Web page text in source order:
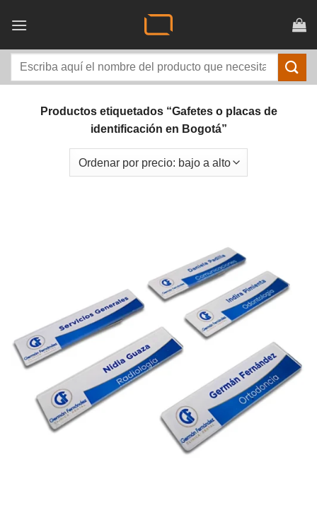
Buscar
Productos etiquetados “Gafetes o placas de
identificación en Bogotá”